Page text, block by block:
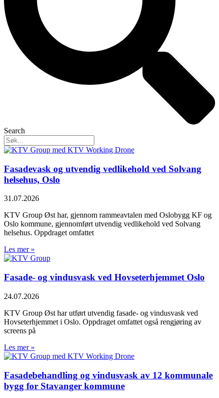
Search
Fasadevask og utvendig vedlikehold ved Solvang
helsehus, Oslo
31.07.2026
KTV Group Øst har, gjennom rammeavtalen med Oslobygg KF og
Oslo kommune, gjennomført utvendig vedlikehold ved Solvang
helsehus. Oppdraget omfattet
Les mer »
Fasade- og vindusvask ved Hovseterhjemmet Oslo
24.07.2026
KTV Group Øst har utført utvendig fasade- og vindusvask ved
Hovseterhjemmet i Oslo. Oppdraget omfattet også rengjøring av
screens på
Les mer »
Fasadebehandling og vindusvask av 12 kommunale
bygg for Stavanger kommune